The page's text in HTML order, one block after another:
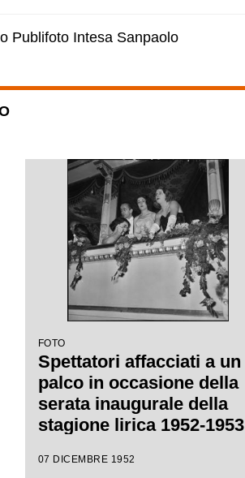
Publifoto Intesa Sanpaolo
FOTO
Spettatori affacciati a un
palco in occasione della
serata inaugurale della
stagione lirica 1952-1953
l'opera "Macbeth", di
07 DICEMBRE 1952